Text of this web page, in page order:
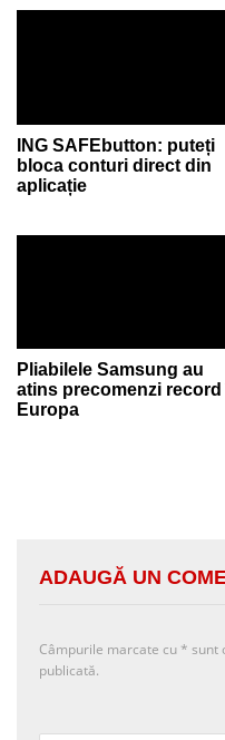
ING SAFEbutton: puteți
bloca conturi direct din
aplicație
Pliabilele Samsung au
atins precomenzi record
Europa
ADAUGĂ UN
Câmpurile marcate cu * sunt
publicată.